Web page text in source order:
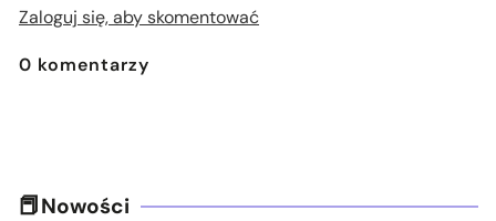
Zaloguj się, aby skomentować
0 komentarzy
Nowości